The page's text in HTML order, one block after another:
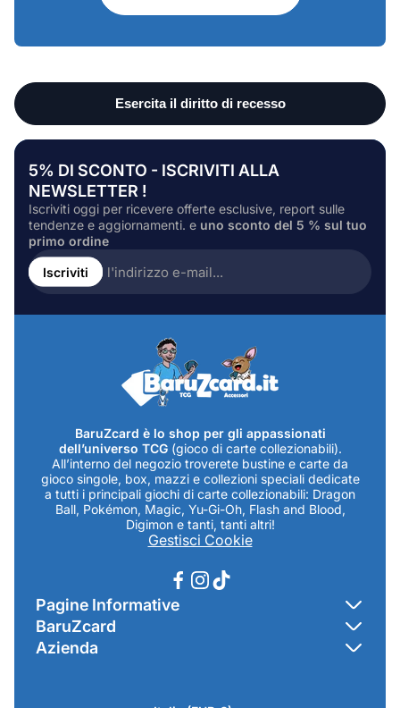
5% DI SCONTO - ISCRIVITI ALLA
NEWSLETTER !
Iscriviti oggi per ricevere offerte esclusive, report sulle
tendenze e aggiornamenti. e uno sconto del 5 % sul tuo
primo ordine
Inserire
l'indirizzo
e-
Iscriviti
BaruZcard è lo shop per gli appassionati
dell’universo TCG (gioco di carte collezionabili).
All’interno del negozio troverete bustine e carte da
gioco singole, box, mazzi e collezioni speciali dedicate
a tutti i principali giochi di carte collezionabili: Dragon
Ball, Pokémon, Magic, Yu-Gi-Oh, Flash and Blood,
Digimon e tanti, tanti altri!
Gestisci Cookie
Pagine Informative
Contatti
BaruZcard
Azienda